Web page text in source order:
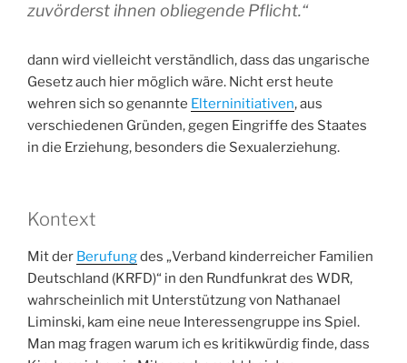
zuvörderst ihnen obliegende Pflicht.“
dann wird vielleicht verständlich, dass das ungarische
Gesetz auch hier möglich wäre. Nicht erst heute
wehren sich so genannte Elterninitiativen, aus
verschiedenen Gründen, gegen Eingriffe des Staates
in die Erziehung, besonders die Sexualerziehung.
Kontext
Mit der Berufungdes „Verband kinderreicher Familien
Deutschland (KRFD)“ in den Rundfunkrat des WDR,
wahrscheinlich mit Unterstützung von Nathanael
Liminski, kam eine neue Interessengruppe ins Spiel.
Man mag fragen warum ich es kritikwürdig finde, dass